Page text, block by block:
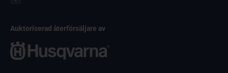
Auktoriserad återförsäljare av